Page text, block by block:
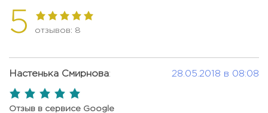
5
5,0
rating
отзывов: 8
Настенька Смирнова: 28.05.2018 в 08:08
5,0
rating
Отзыв в сервисе Google